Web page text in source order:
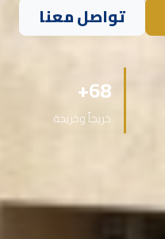
تواصل معنا
68+
خريجاً وخريجة